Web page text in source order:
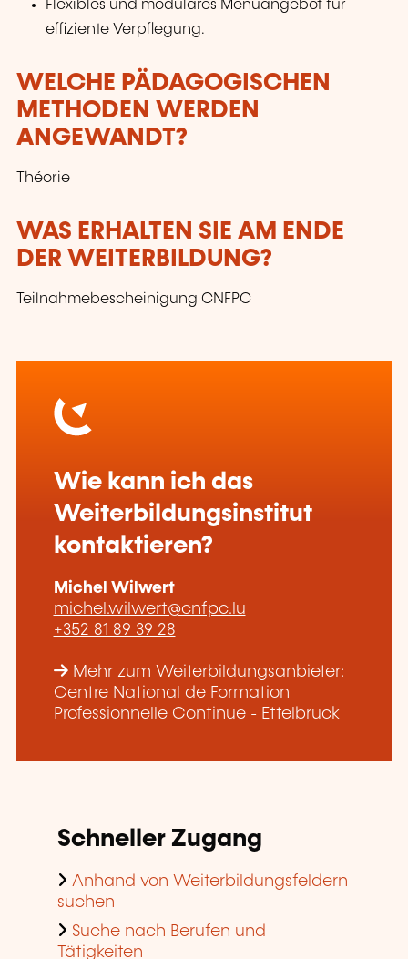
Flexibles und modulares Menüangebot für
effiziente Verpflegung.
WELCHE PÄDAGOGISCHEN
METHODEN WERDEN
ANGEWANDT?
Théorie
WAS ERHALTEN SIE AM ENDE
DER WEITERBILDUNG?
Teilnahmebescheinigung CNFPC
Wie kann ich das
Weiterbildungsinstitut
kontaktieren?
Michel Wilwert
michel.wilwert@cnfpc.lu
+352 81 89 39 28
Mehr zum Weiterbildungsanbieter:
Centre National de Formation
Professionnelle Continue - Ettelbruck
Schneller Zugang
Anhand von Weiterbildungsfeldern
suchen
Suche nach Berufen und
Tätigkeiten